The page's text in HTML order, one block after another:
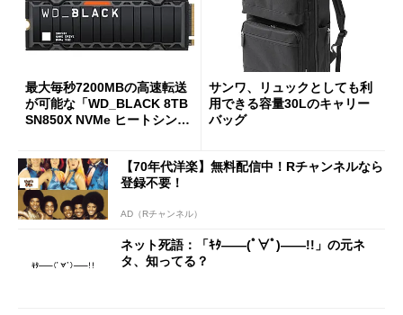
最大毎秒7200MBの高速転送
が可能な「WD_BLACK 8TB
SN850X NVMe ヒートシンク
サンワ、リュックとしても利
用できる容量30Lのキャリー
バッグ
【70年代洋楽】無料配信中！Rチャンネルなら
登録不要！
AD（Rチャンネル）
ネット死語：「ｷﾀ――(ﾟ∀ﾟ)――!!」の元ネ
タ、知ってる？